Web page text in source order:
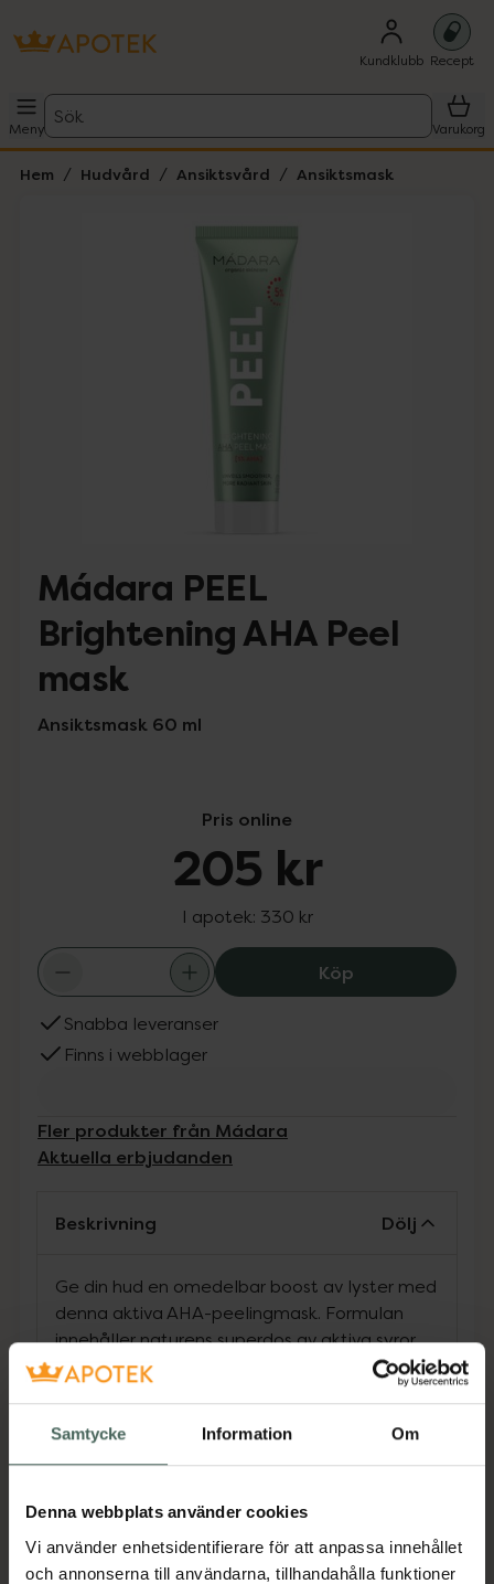
Samtycke Information Om
Denna webbplats använder cookies
Vi använder enhetsidentifierare för att anpassa innehållet
och annonserna till användarna, tillhandahålla funktioner
Kundklubb Recept
Meny
Sök
Varukorg
Hem Hudvård Ansiktsvård Ansiktsmask
Lista: . Innehåller 2 objekt.
Mádara PEEL
Brightening AHA Peel
mask
Ansiktsmask 60 ml
Pris online
205 kr
I apotek: 330 kr
KöpMádara PEEL
Snabba leveranser
Finns i webblager
Fler produkter från Mádara
Aktuella erbjudanden
Beskrivning Dölj
Ge din hud en omedelbar boost av lyster med
denna aktiva AHA-peelingmask. Formulan
innehåller naturens superdos av aktiva syror
och har flera hudvårdseffekter: avlägsnar
döda celler för att ta fram en slätare, mer
cellförnyelsen, ljusar upp huden och minskar
uppkomsten av åldersfläckar och fina linjer,
absorptionen och effekten av andra
skönhetsprodukter.